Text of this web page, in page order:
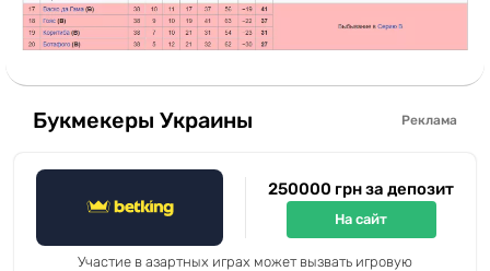
Букмекеры Украины Реклама
250000 грн за депозит
На сайт
Участие в азартных играх может вызвать игровую